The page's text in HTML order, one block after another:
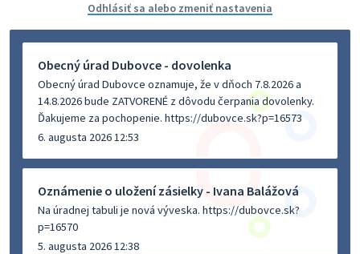
Odhlásiť sa alebo zmeniť nastavenia
Obecný úrad Dubovce - dovolenka
Obecný úrad Dubovce oznamuje, že v dňoch 7.8.2026 a
14.8.2026 bude ZATVORENÉ z dôvodu čerpania dovolenky.
Ďakujeme za pochopenie. https://dubovce.sk?p=16573
6. augusta 2026 12:53
Oznámenie o uložení zásielky - Ivana Balážová
Na úradnej tabuli je nová výveska. https://dubovce.sk?
p=16570
5. augusta 2026 12:38